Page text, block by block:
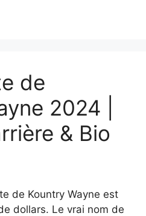
de
2024 |
& Bio
de Kountry Wayne est
dollars. Le vrai nom de